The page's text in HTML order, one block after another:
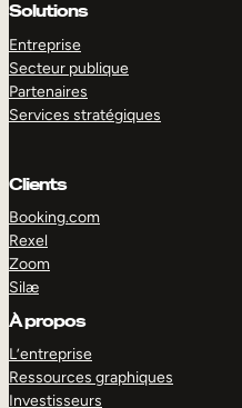
Solutions
Entreprise
Secteur publique
Partenaires
Services stratégiques
Clients
Booking.com
Rexel
Zoom
Silæ
À propos
L’entreprise
Ressources graphiques
Investisseurs